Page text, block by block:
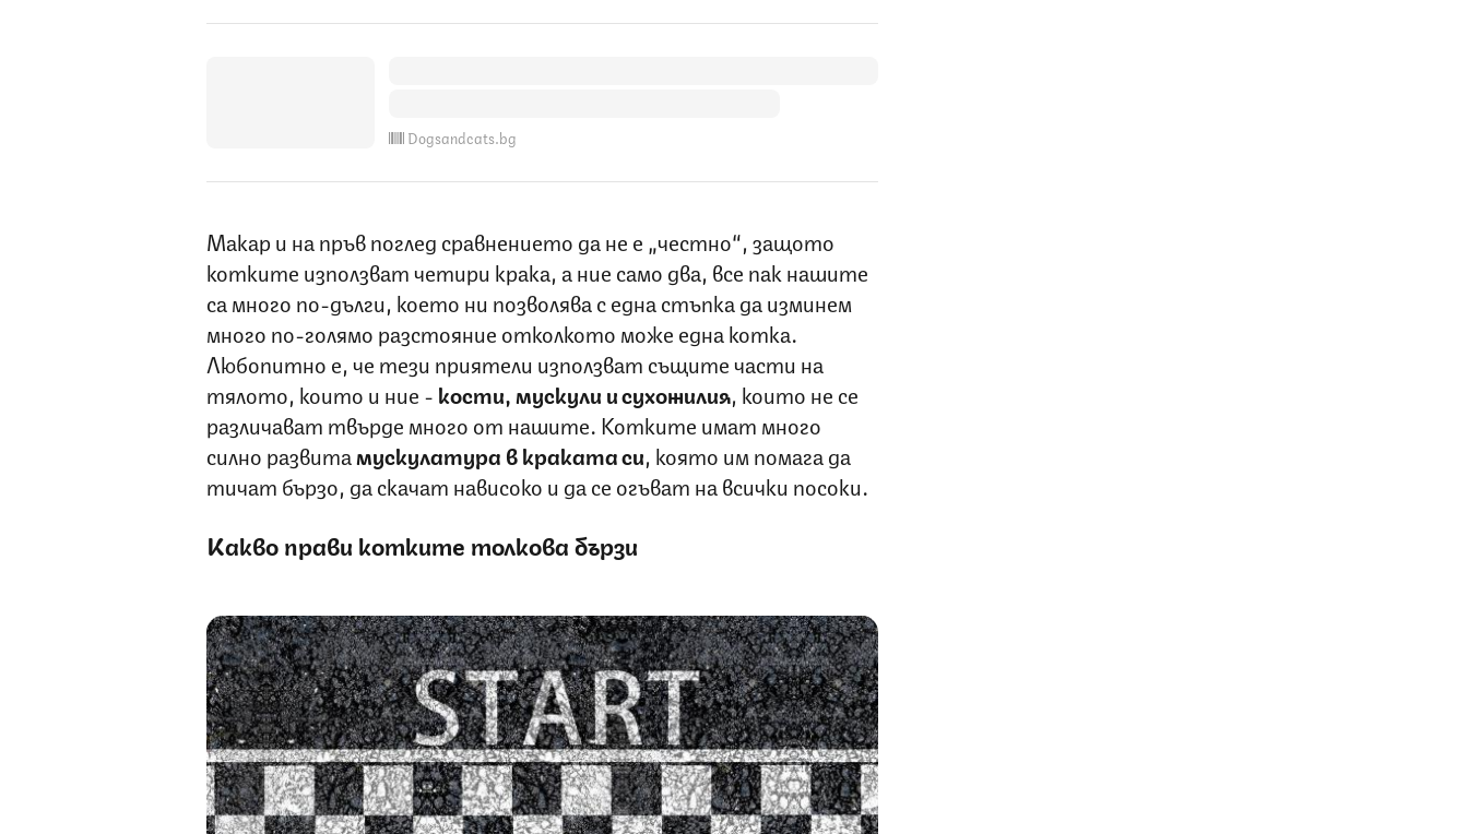
Dogsandcats.bg
Макар и на пръв поглед сравнението да не е „честно“, защото
котките използват четири крака, а ние само два, все пак нашите
са много по-дълги, което ни позволява с една стъпка да изминем
много по-голямо разстояние отколкото може една котка.
Любопитно е, че тези приятели използват същите части на
тялото, които и ние - кости, мускули и сухожилия, които не се
различават твърде много от нашите. Котките имат много
силно развитамускулатура в краката си, която им помага да
тичат бързо, да скачат нависоко и да се огъват на всички посоки.
Какво прави котките толкова бързи